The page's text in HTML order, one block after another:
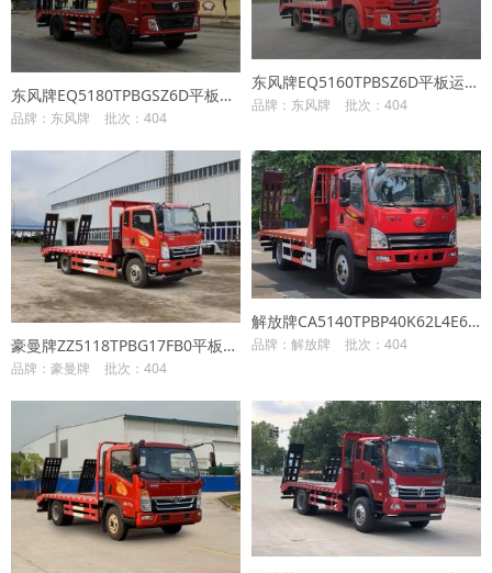
东风牌EQ5180TPBGSZ6D平板运输车
品牌：东风牌 批次：404
东风牌EQ5160TPBSZ6D平板运输车
品牌：东风牌 批次：404
豪曼牌ZZ5118TPBG17FB0平板运输车
品牌：豪曼牌 批次：404
解放牌CA5140TPBP40K62L4E6A85平板运输车
品牌：解放牌 批次：404